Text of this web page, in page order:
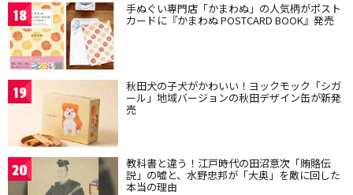
18 手ぬぐい専門店「かまわぬ」の人気柄がポスト
カードに『かまわぬ POSTCARD BOOK』発売
19 秋田犬の子犬がかわいい！ヨックモック「シガ
ール」地域バージョンの秋田デザイン缶が新発
売
20 教科書と違う！江戸時代の田沼意次「賄賂伝
説」の嘘と、水野忠邦が「大奥」を敵に回した
本当の理由